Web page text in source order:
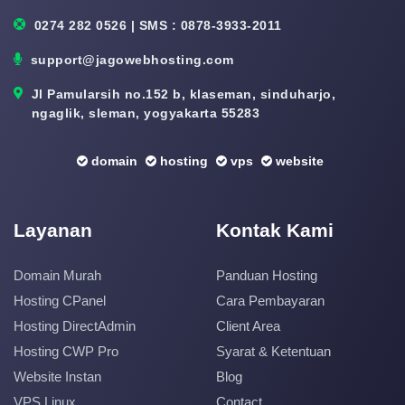
0274 282 0526 | SMS : 0878-3933-2011
support@jagowebhosting.com
Jl Pamularsih no.152 b, klaseman, sinduharjo,
ngaglik, sleman, yogyakarta 55283
domain hosting vps website
Layanan
Domain Murah
Hosting CPanel
Hosting DirectAdmin
Hosting CWP Pro
Website Instan
VPS Linux
Kontak Kami
Panduan Hosting
Cara Pembayaran
Client Area
Syarat & Ketentuan
Blog
Contact